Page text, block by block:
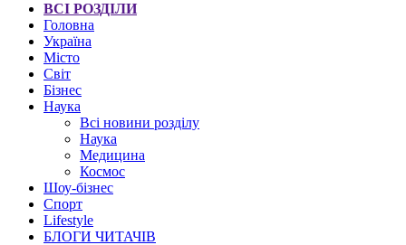
ВСІ РОЗДІЛИ
Головна
Україна
Місто
Світ
Бізнес
Наука
Всі новини розділу
Наука
Медицина
Космос
Шоу-бізнес
Спорт
Lifestyle
БЛОГИ ЧИТАЧІВ